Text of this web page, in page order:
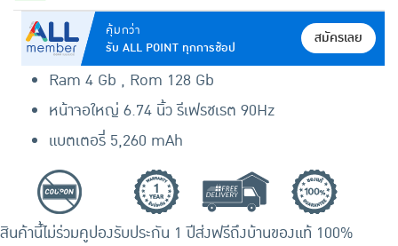
คุ้มกว่า
รับ ALL POINT ทุกการช้อป
สมัครเลย
Ram 4 Gb , Rom 128 Gb
หน้าจอใหญ่ 6.74 นิ้ว รีเฟรชเรต 90Hz
แบตเตอรี่ 5,260 mAh
สินค้านี้ไม่ร่วมคูปองรับประกัน 1 ปีส่งฟรีถึงบ้านของแท้ 100%